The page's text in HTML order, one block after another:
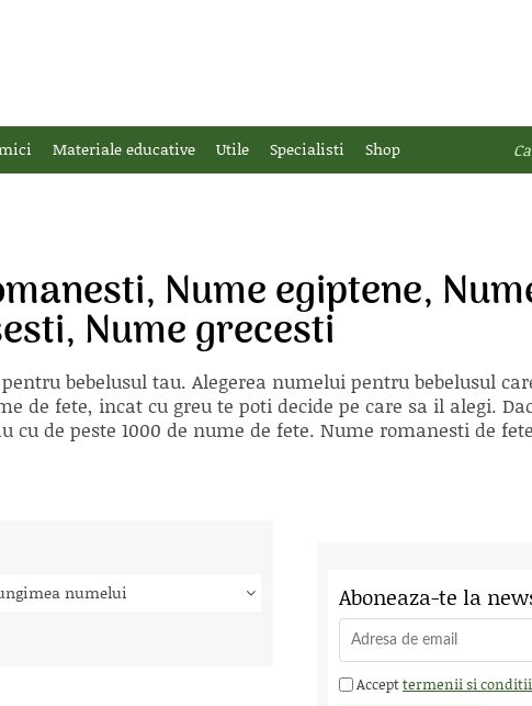
Materiale educative Utile Specialisti Shop
Nume egiptene,
Nume grecesti
bebelusul tau. Alegerea numelui pentru bebelusul
fete, incat cu greu te poti decide pe care sa il alegi.
de peste 1000 de nume de fete. Nume romanesti de
numelui
Aboneaza-te la
Accepttermenii si